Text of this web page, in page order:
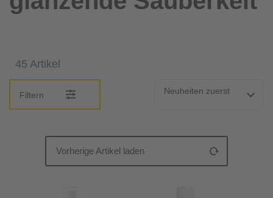
45 Artikel
Filtern Neuheiten zuerst
Vorherige Artikel laden